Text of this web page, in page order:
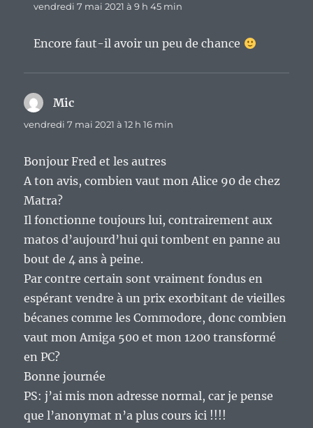
vendredi 7 mai 2021 à 9 h 45 min
Encore faut-il avoir un peu de chance
Mic
vendredi 7 mai 2021 à 12 h 16 min
Bonjour Fred et les autres
A ton avis, combien vaut mon Alice 90 de chez
Matra?
Il fonctionne toujours lui, contrairement aux
matos d’aujourd’hui qui tombent en panne au
bout de 4 ans à peine.
Par contre certain sont vraiment fondus en
espérant vendre à un prix exorbitant de vieilles
bécanes comme les Commodore, donc combien
vaut mon Amiga 500 et mon 1200 transformé
en PC?
Bonne journée
PS: j’ai mis mon adresse normal, car je pense
que l’anonymat n’a plus cours ici !!!!